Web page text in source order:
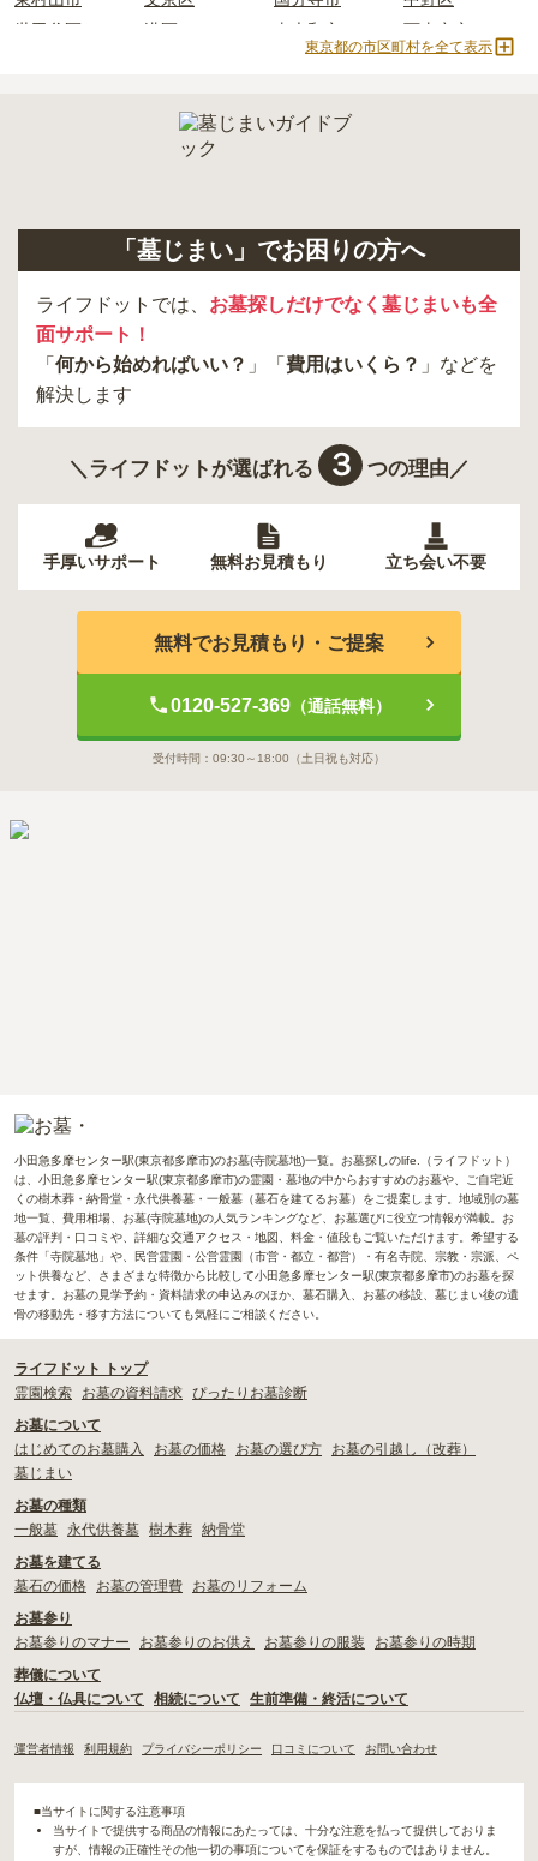
：お墓の管理費。契約後、毎年発生するケースがあり
正確な費用は、区画や石材の選び方によって大きく変わるため、見
積もりを取るまで確定しません。
現地への見学が難しい場合は、資料請求でも各霊園の詳しい料金案
内を取り寄せることができます。
世田谷区
港区 東大和市
西東京市
町田市 府中市
昭島市
葛飾区 墨田区
杉並区
東京都の市区町村を全て表示
「墓じまい」でお困りの方へ
ライフドットでは、 お墓探しだけでなく墓じまいも全
面サポート！
「 何から始めればいい？ 」「 費用はいくら？ 」などを
解決します
＼ライフドットが選ばれる ３ つの理由／
手厚いサポート 無料お見積もり 立ち会い不要
無料でお見積もり・ご提案
0120-527-369（通話無料）
受付時間： 09:30～18:00 （土日祝も対応）
小田急多摩センター駅(東京都多摩市)のお墓(寺院墓地)一覧。お墓探しのlife.（ライフドット）
は、小田急多摩センター駅(東京都多摩市)の霊園・墓地の中からおすすめのお墓や、ご自宅近
くの樹木葬・納骨堂・永代供養墓・一般墓（墓石を建てるお墓）をご提案します。地域別の墓
地一覧、費用相場、お墓(寺院墓地)の人気ランキングなど、お墓選びに役立つ情報が満載。お
墓の評判・口コミや、詳細な交通アクセス・地図、料金・値段もご覧いただけます。希望する
条件「寺院墓地」や、民営霊園・公営霊園（市営・都立・都営）・有名寺院、宗教・宗派、ペ
ット供養など、さまざまな特徴から比較して小田急多摩センター駅(東京都多摩市)のお墓を探
せます。お墓の見学予約・資料請求の申込みのほか、墓石購入、お墓の移設、墓じまい後の遺
骨の移動先・移す方法についても気軽にご相談ください。
ライフドット トップ
霊園検索
お墓の資料請求 ぴったりお墓診断
お墓について
はじめてのお墓購入
お墓の価格 お墓の選び方
お墓の引越し（改葬）
墓じまい
お墓の種類
一般墓
永代供養墓 樹木葬 納骨堂
お墓を建てる
墓石の価格
お墓の管理費
お墓のリフォーム
お墓参り
お墓参りのマナー
お墓参りのお供え お墓参りの服装
お墓参りの時期
葬儀について
仏壇・仏具について
相続について 生前準備・終活について
運営者情報 利用規約 プライバシーポリシー 口コミについて お問い合わせ
■当サイトに関する注意事項
当サイトで提供する商品の情報にあたっては、十分な注意を払って提供しておりま
すが、情報の正確性その他一切の事項についてを保証をするものではありません。